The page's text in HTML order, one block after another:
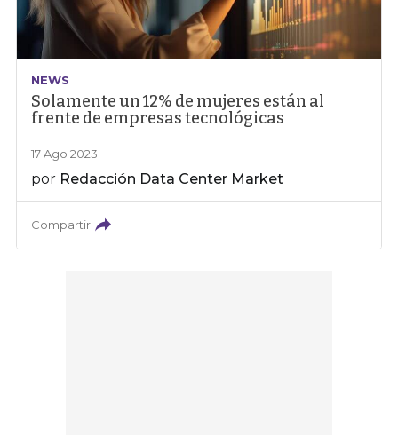
NEWS
Solamente un 12% de mujeres están al
frente de empresas tecnológicas
17 Ago 2023
por Redacción Data Center Market
Compartir